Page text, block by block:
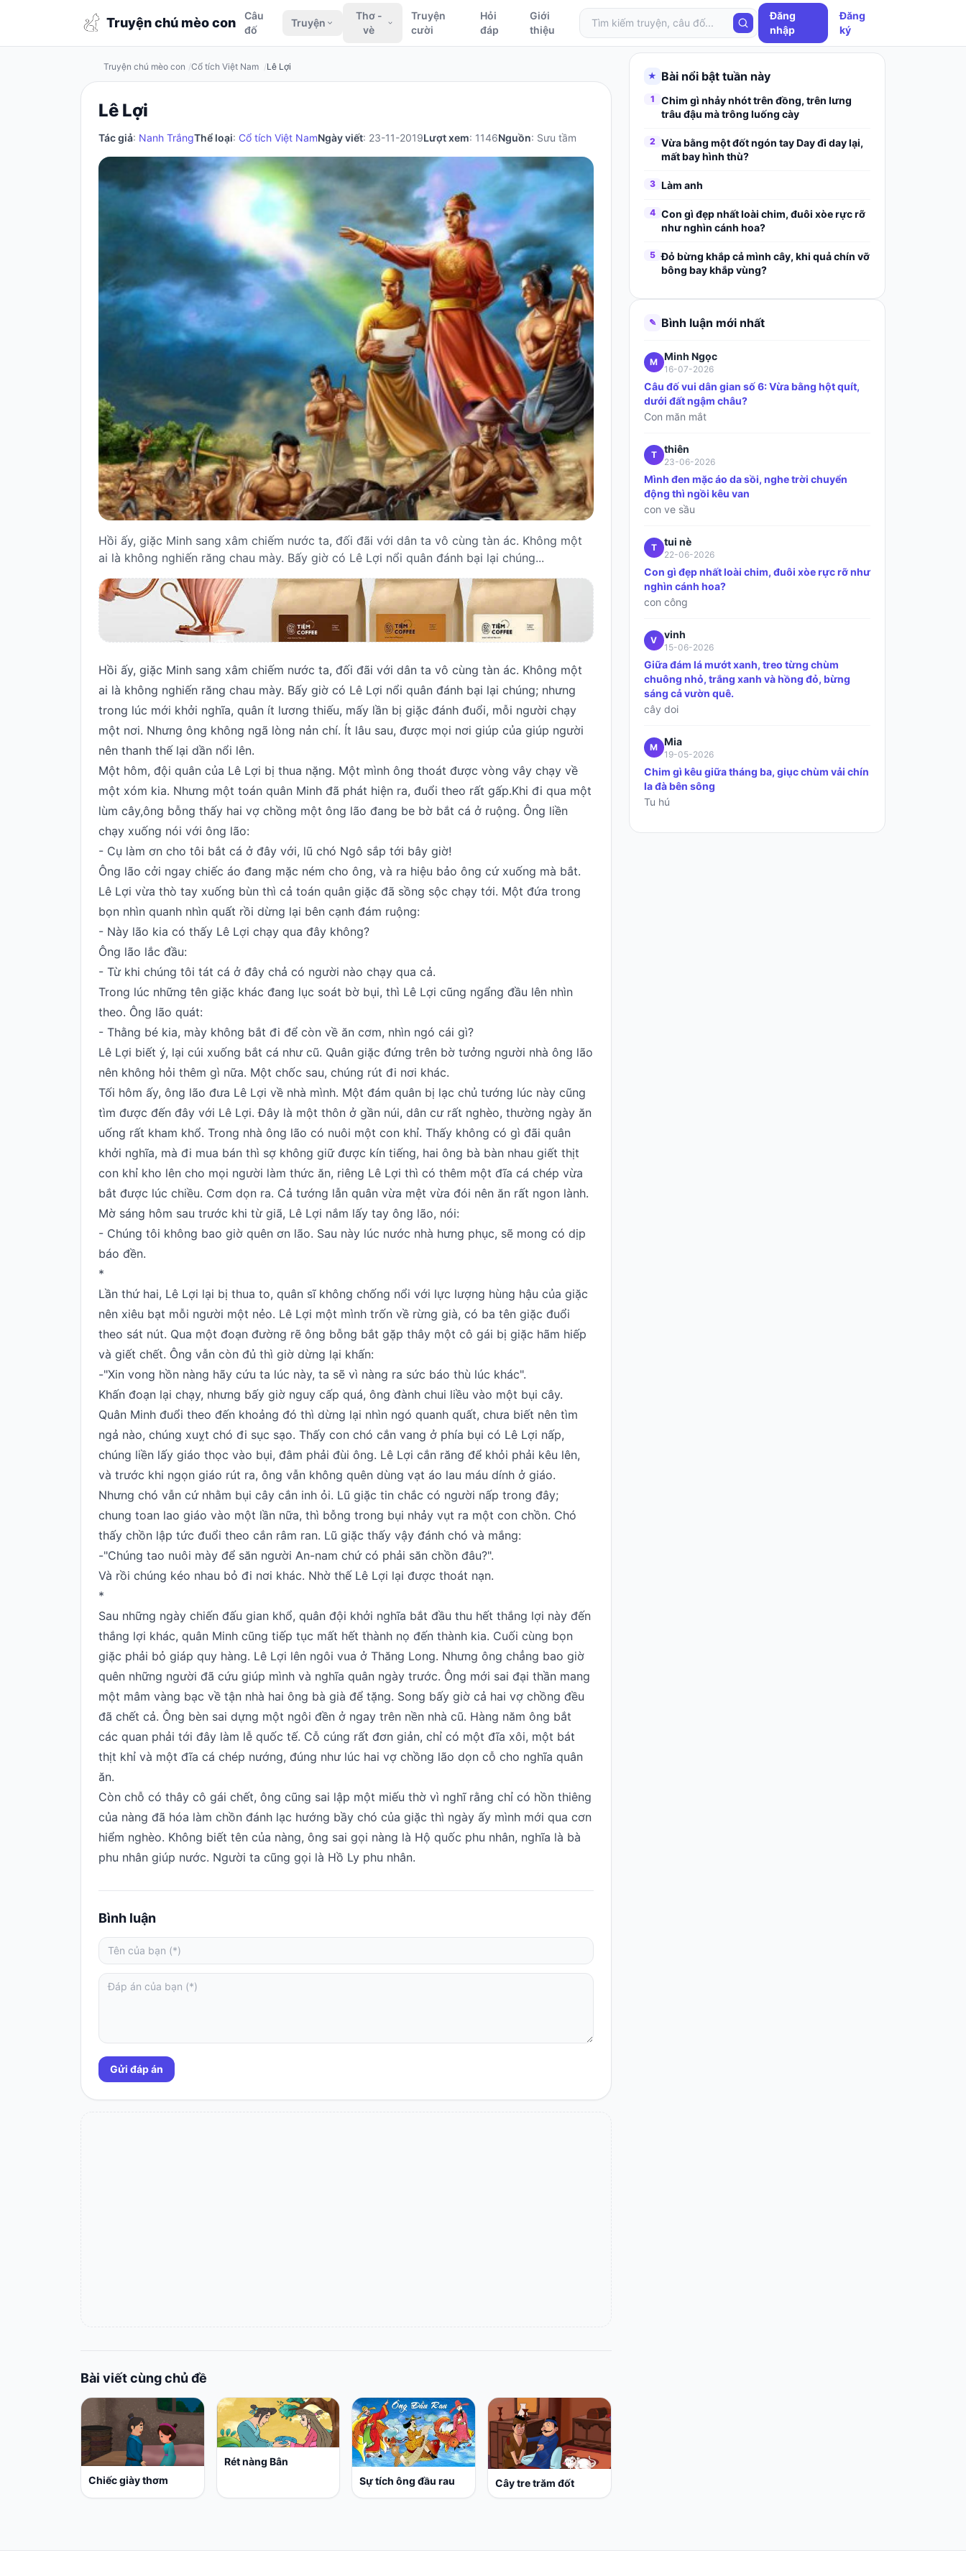
Truyện chú mèo con
Câu
đố
Truyện
Thơ -
vè
Truyện
cười
Hỏi
đáp
Giới
thiệu
Đăng
nhập
Đăng
ký
Truyện chú mèo con Cổ tích Việt Nam Lê Lợi
Lê Lợi
Tác giả: Nanh TrắngThể loại: Cổ tích Việt NamNgày viết: 23-11-2019Lượt xem: 1146Nguồn: Sưu tầm
Hồi ấy, giặc Minh sang xâm chiếm nước ta, đối đãi với dân ta vô cùng tàn ác. Không một
ai là không nghiến răng chau mày. Bấy giờ có Lê Lợi nổi quân đánh bại lại chúng...
Hồi ấy, giặc Minh sang xâm chiếm nước ta, đối đãi với dân ta vô cùng tàn ác. Không một
ai là không nghiến răng chau mày. Bấy giờ có Lê Lợi nổi quân đánh bại lại chúng; nhưng
trong lúc mới khởi nghĩa, quân ít lương thiếu, mấy lần bị giặc đánh đuổi, mỗi người chạy
một nơi. Nhưng ông không ngã lòng nản chí. Ít lâu sau, được mọi nơi giúp của giúp người
nên thanh thế lại dần nổi lên.
Một hôm, đội quân của Lê Lợi bị thua nặng. Một mình ông thoát được vòng vây chạy về
một xóm kia. Nhưng một toán quân Minh đã phát hiện ra, đuổi theo rất gấp.Khi đi qua một
lùm cây,ông bỗng thấy hai vợ chồng một ông lão đang be bờ bắt cá ở ruộng. Ông liền
chạy xuống nói với ông lão:
- Cụ làm ơn cho tôi bắt cá ở đây với, lũ chó Ngô sắp tới bây giờ!
Ông lão cởi ngay chiếc áo đang mặc ném cho ông, và ra hiệu bảo ông cứ xuống mà bắt.
Lê Lợi vừa thò tay xuống bùn thì cả toán quân giặc đã sồng sộc chạy tới. Một đứa trong
bọn nhìn quanh nhìn quất rồi dừng lại bên cạnh đám ruộng:
- Này lão kia có thấy Lê Lợi chạy qua đây không?
Ông lão lắc đầu:
- Từ khi chúng tôi tát cá ở đây chả có người nào chạy qua cả.
Trong lúc những tên giặc khác đang lục soát bờ bụi, thì Lê Lợi cũng ngẩng đầu lên nhìn
theo. Ông lão quát:
- Thằng bé kia, mày không bắt đi để còn về ăn cơm, nhìn ngó cái gì?
Lê Lợi biết ý, lại cúi xuống bắt cá như cũ. Quân giặc đứng trên bờ tưởng người nhà ông lão
nên không hỏi thêm gì nữa. Một chốc sau, chúng rút đi nơi khác.
Tối hôm ấy, ông lão đưa Lê Lợi về nhà mình. Một đám quân bị lạc chủ tướng lúc này cũng
tìm được đến đây với Lê Lợi. Đây là một thôn ở gần núi, dân cư rất nghèo, thường ngày ăn
uống rất kham khổ. Trong nhà ông lão có nuôi một con khỉ. Thấy không có gì đãi quân
khởi nghĩa, mà đi mua bán thì sợ không giữ được kín tiếng, hai ông bà bàn nhau giết thịt
con khỉ kho lên cho mọi người làm thức ăn, riêng Lê Lợi thì có thêm một đĩa cá chép vừa
bắt được lúc chiều. Cơm dọn ra. Cả tướng lẫn quân vừa mệt vừa đói nên ăn rất ngon lành.
Mờ sáng hôm sau trước khi từ giã, Lê Lợi nắm lấy tay ông lão, nói:
- Chúng tôi không bao giờ quên ơn lão. Sau này lúc nước nhà hưng phục, sẽ mong có dịp
báo đền.
*
Lần thứ hai, Lê Lợi lại bị thua to, quân sĩ không chống nổi với lực lượng hùng hậu của giặc
nên xiêu bạt mỗi người một nẻo. Lê Lợi một mình trốn về rừng già, có ba tên giặc đuổi
theo sát nút. Qua một đoạn đường rẽ ông bỗng bắt gặp thây một cô gái bị giặc hãm hiếp
và giết chết. Ông vẫn còn đủ thì giờ dừng lại khấn:
-"Xin vong hồn nàng hãy cứu ta lúc này, ta sẽ vì nàng ra sức báo thù lúc khác".
Khấn đoạn lại chạy, nhưng bấy giờ nguy cấp quá, ông đành chui liều vào một bụi cây.
Quân Minh đuổi theo đến khoảng đó thì dừng lại nhìn ngó quanh quất, chưa biết nên tìm
ngả nào, chúng xuỵt chó đi sục sạo. Thấy con chó cắn vang ở phía bụi có Lê Lợi nấp,
chúng liền lấy giáo thọc vào bụi, đâm phải đùi ông. Lê Lợi cắn răng để khỏi phải kêu lên,
và trước khi ngọn giáo rút ra, ông vẫn không quên dùng vạt áo lau máu dính ở giáo.
Nhưng chó vẫn cứ nhằm bụi cây cắn inh ỏi. Lũ giặc tin chắc có người nấp trong đây;
chung toan lao giáo vào một lần nữa, thì bỗng trong bụi nhảy vụt ra một con chồn. Chó
thấy chồn lập tức đuổi theo cắn râm ran. Lũ giặc thấy vậy đánh chó và mắng:
-"Chúng tao nuôi mày để săn người An-nam chứ có phải săn chồn đâu?".
Và rồi chúng kéo nhau bỏ đi nơi khác. Nhờ thế Lê Lợi lại được thoát nạn.
*
Sau những ngày chiến đấu gian khổ, quân đội khởi nghĩa bắt đầu thu hết thắng lợi này đến
thắng lợi khác, quân Minh cũng tiếp tục mất hết thành nọ đến thành kia. Cuối cùng bọn
giặc phải bỏ giáp quy hàng. Lê Lợi lên ngôi vua ở Thăng Long. Nhưng ông chẳng bao giờ
quên những người đã cứu giúp mình và nghĩa quân ngày trước. Ông mới sai đại thần mang
một mâm vàng bạc về tận nhà hai ông bà già để tặng. Song bấy giờ cả hai vợ chồng đều
đã chết cả. Ông bèn sai dựng một ngôi đền ở ngay trên nền nhà cũ. Hàng năm ông bắt
các quan phải tới đây làm lễ quốc tế. Cỗ cúng rất đơn giản, chỉ có một đĩa xôi, một bát
thịt khỉ và một đĩa cá chép nướng, đúng như lúc hai vợ chồng lão dọn cỗ cho nghĩa quân
ăn.
Còn chỗ có thây cô gái chết, ông cũng sai lập một miếu thờ vì nghĩ rằng chỉ có hồn thiêng
của nàng đã hóa làm chồn đánh lạc hướng bầy chó của giặc thì ngày ấy mình mới qua cơn
hiểm nghèo. Không biết tên của nàng, ông sai gọi nàng là Hộ quốc phu nhân, nghĩa là bà
phu nhân giúp nước. Người ta cũng gọi là Hồ Ly phu nhân.
Bình luận
Gửi đáp án
Bài viết cùng chủ đề
Chiếc giày thơm
Rét nàng Bân
Sự tích ông đầu rau
Cây tre trăm đốt
★ Bài nổi bật tuần này
1
Chim gì nhảy nhót trên đồng, trên lưng
trâu đậu mà trông luống cày
2 Vừa bằng một đốt ngón tay Day đi day lại,
mất bay hình thù?
3 Làm anh
4 Con gì đẹp nhất loài chim, đuôi xòe rực rỡ
như nghìn cánh hoa?
5 Đỏ bừng khắp cả mình cây, khi quả chín vỡ
bông bay khắp vùng?
✎ Bình luận mới nhất
M Minh Ngọc
16-07-2026
Câu đố vui dân gian số 6: Vừa bằng hột quít,
dưới đất ngậm châu?
Con măn mắt
T thiên
23-06-2026
Mình đen mặc áo da sồi, nghe trời chuyển
động thì ngồi kêu van
con ve sầu
T tui nè
22-06-2026
Con gì đẹp nhất loài chim, đuôi xòe rực rỡ như
nghìn cánh hoa?
con công
V vinh
15-06-2026
Giữa đám lá mướt xanh, treo từng chùm
chuông nhỏ, trắng xanh và hồng đỏ, bừng
sáng cả vườn quê.
cây doi
M Mia
19-05-2026
Chim gì kêu giữa tháng ba, giục chùm vải chín
la đà bên sông
Tu hú